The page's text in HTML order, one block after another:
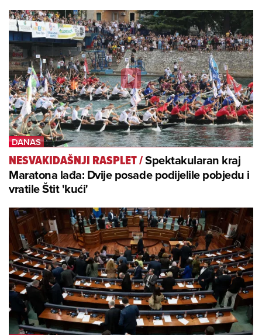
NESVAKIDAŠNJI RASPLET/Spektakularan kraj
Maratona lađa: Dvije posade podijelile pobjedu i
vratile Štit 'kući'